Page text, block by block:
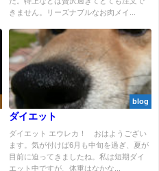
きません。リーズナブルなお肉メイ...
blog
ダイエット
ダイエット エウレカ！ おはようござい
ます。気が付けば6月も中旬を過ぎ、夏が
目前に迫ってきましたね。私は短期ダイ
エット中ですが、体重はなかな...